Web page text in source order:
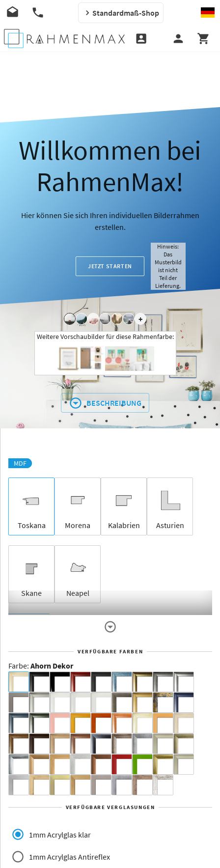
Standardmaß-Shop
Willkommen bei
RahmenMax!
Hier können Sie sich Ihren individuellen Bilderrahmen
erstellen.
JETZT STARTEN
+
Hinweis:
Das
Musterbild
ist nicht
Teil der
Lieferung.
Weitere Vorschaubilder für diese Rahmenfarbe:
BESCHREIBUNG
MDF
Toskana Morena Kalabrien Asturien
Skane Neapel
Dakota -
Rahmenloser
Aluminium
Yukon Alaska
VERFÜGBARE FARBEN
Farbe: Ahorn Dekor
VERFÜGBARE VERGLASUNGEN
1mm Acrylglas klar
1mm Acrylglas Antireflex